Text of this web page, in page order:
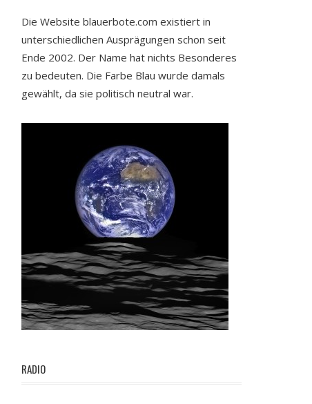
Die Website blauerbote.com existiert in
unterschiedlichen Ausprägungen schon seit
Ende 2002. Der Name hat nichts Besonderes
zu bedeuten. Die Farbe Blau wurde damals
gewählt, da sie politisch neutral war.
RADIO